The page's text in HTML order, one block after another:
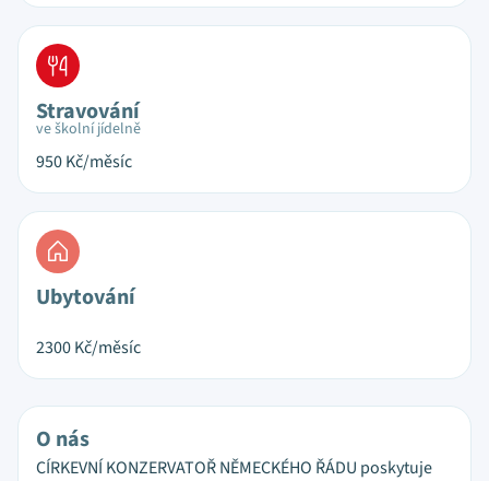
Stravování
ve školní jídelně
950Kč/měsíc
Ubytování
2300Kč/měsíc
O nás
CÍRKEVNÍ KONZERVATOŘ NĚMECKÉHO ŘÁDU poskytuje